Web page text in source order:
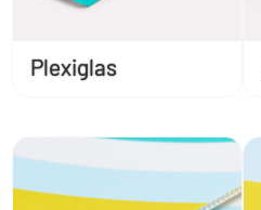
Plexiglas